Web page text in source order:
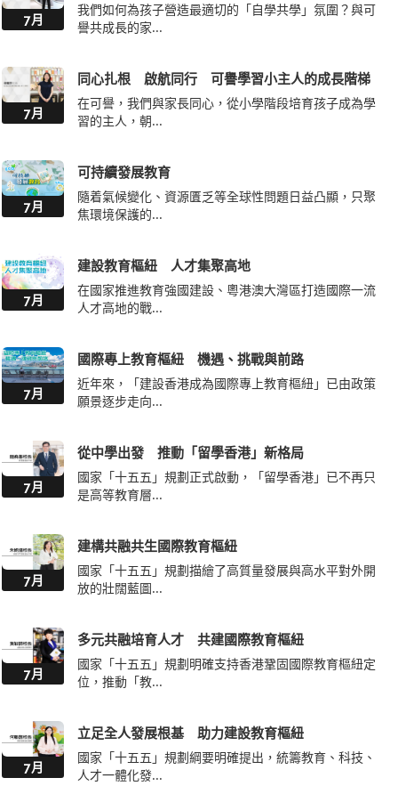
7月
我們如何為孩子營造最適切的「自學共學」氛圍？與可
譽共成長的家...
7月
同心扎根 啟航同行 可譽學習小主人的成長階梯
在可譽，我們與家長同心，從小學階段培育孩子成為學
習的主人，朝...
7月
可持續發展教育
隨着氣候變化、資源匱乏等全球性問題日益凸顯，只聚
焦環境保護的...
7月
建設教育樞紐 人才集聚高地
在國家推進教育強國建設、粵港澳大灣區打造國際一流
人才高地的戰...
7月
國際專上教育樞紐 機遇、挑戰與前路
近年來，「建設香港成為國際專上教育樞紐」已由政策
願景逐步走向...
7月
從中學出發 推動「留學香港」新格局
國家「十五五」規劃正式啟動，「留學香港」已不再只
是高等教育層...
7月
建構共融共生國際教育樞紐
國家「十五五」規劃描繪了高質量發展與高水平對外開
放的壯闊藍圖...
7月
多元共融培育人才 共建國際教育樞紐
國家「十五五」規劃明確支持香港鞏固國際教育樞紐定
位，推動「教...
7月
立足全人發展根基 助力建設教育樞紐
國家「十五五」規劃綱要明確提出，統籌教育、科技、
人才一體化發...